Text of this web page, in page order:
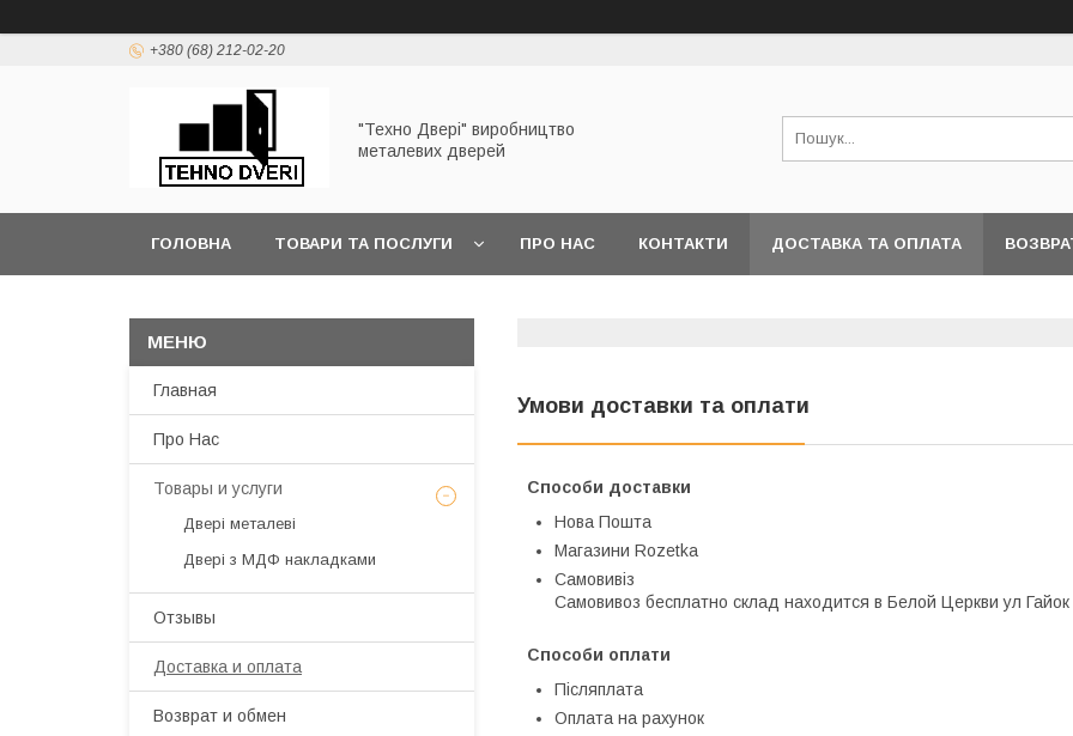
+380 (68) 212-02-20
"Техно Двері" виробництво
металевих дверей
ГОЛОВНА ТОВАРИ ТА ПОСЛУГИ ПРО НАС КОНТАКТИ ДОСТАВКА ТА ОПЛАТА
Умови доставки та оплати
Способи доставки
Нова Пошта
Магазини Rozetka
Самовивіз
Самовивоз бесплатно склад находится в Белой Церкви ул
Способи оплати
Післяплата
Оплата на рахунок
Главная
Про Нас
Товары и услуги
Двері металеві
Двері з МДФ накладками
Отзывы
Доставка и оплата
Возврат и обмен